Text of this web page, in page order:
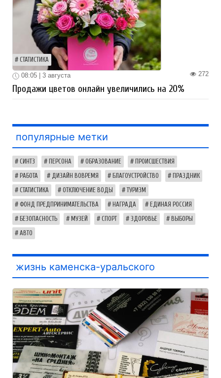
СТАТИСТИКА
272
08:05 | 3 августа
Продажи цветов онлайн увеличились на 20%
популярные метки
СИНТЗ ПЕРСОНА ОБРАЗОВАНИЕ ПРОИСШЕСТВИЯ
РАБОТА ДИЗАЙН ВОВРЕМЯ БЛАГОУСТРОЙСТВО ПРАЗДНИК
СТАТИСТИКА ОТКЛЮЧЕНИЕ ВОДЫ ТУРИЗМ
ФОНД ПРЕДПРИНИМАТЕЛЬСТВА НАГРАДА ЕДИНАЯ РОССИЯ
БЕЗОПАСНОСТЬ МУЗЕЙ СПОРТ ЗДОРОВЬЕ ВЫБОРЫ
АВТО
жизнь каменска-уральского